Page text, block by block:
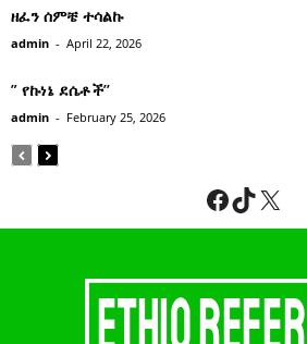
ዘፈን ሰምቼ ተሳልኩ
admin - April 22, 2026
” የኩነኔ ደሴቶች’’
admin - February 25, 2026
Facebook
TikTok
X